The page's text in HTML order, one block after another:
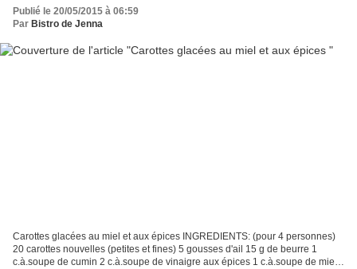
Publié le 20/05/2015 à 06:59
Par Bistro de Jenna
Carottes glacées au miel et aux épices INGREDIENTS: (pour 4 personnes)
20 carottes nouvelles (petites et fines) 5 gousses d'ail 15 g de beurre 1
c.à.soupe de cumin 2 c.à.soupe de vinaigre aux épices 1 c.à.soupe de miel